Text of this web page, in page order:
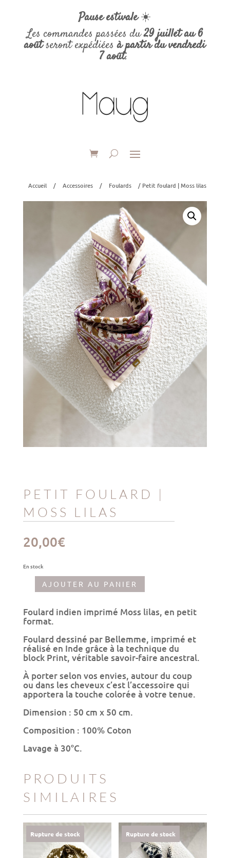
Pause estivale☀️
Les commandes passées du29 juillet au 6
aoûtseront expédiéesà partir du vendredi
7 août.
Accueil / Accessoires / Foulards / Petit foulard | Moss lilas
PETIT FOULARD |
MOSS LILAS
20,00€
En stock
quantité
foulard
|
lilas
AJOUTER AU PANIER
Foulard indien imprimé Moss lilas, en petit
format.
Foulard dessiné par Bellemme, imprimé et
réalisé en Inde grâce à la technique du
block Print, véritable savoir-faire ancestral.
À porter selon vos envies, autour du coup
ou dans les cheveux c’est l’accessoire qui
apportera la touche colorée à votre tenue.
Dimension : 50 cm x 50 cm.
Composition : 100% Coton
Lavage à 30°C.
PRODUITS
SIMILAIRES
Rupture de stock Rupture de stock